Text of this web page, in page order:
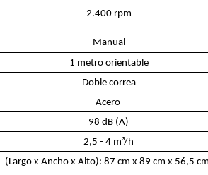
2.400 rpm
Manual
1 metro orientable
Doble correa
Acero
98 dB (A)
2,5 - 4 m³/h
(Largo x Ancho x Alto): 87 cm x 89 cm x 56,5